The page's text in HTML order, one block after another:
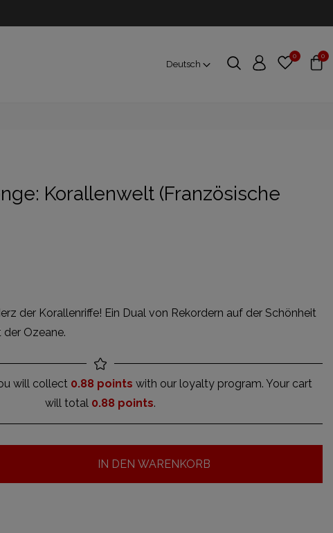
Deutsch
0 0
Korallenwelt (Französische
der Korallenriffe! Ein Dual von Rekordern auf der Schönheit
Ozeane.
will collect 0.88 points with our loyalty program. Your cart
will total 0.88 points.
IN DEN WARENKORB